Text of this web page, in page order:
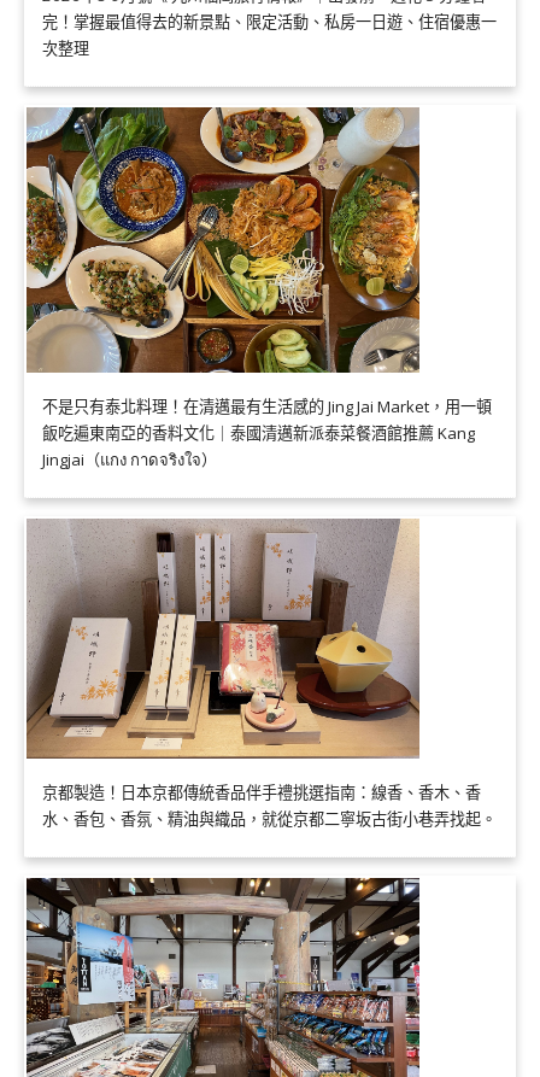
完！掌握最值得去的新景點、限定活動、私房一日遊、住宿優惠一
次整理
不是只有泰北料理！在清邁最有生活感的 Jing Jai Market，用一頓
飯吃遍東南亞的香料文化｜泰國清邁新派泰菜餐酒館推薦 Kang
Jingjai（แกง กาดจริงใจ）
京都製造！日本京都傳統香品伴手禮挑選指南：線香、香木、香
水、香包、香氛、精油與織品，就從京都二寧坂古街小巷弄找起。